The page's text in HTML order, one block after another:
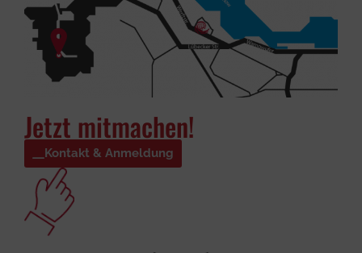
Jetzt mitmachen!
Kontakt & Anmeldung